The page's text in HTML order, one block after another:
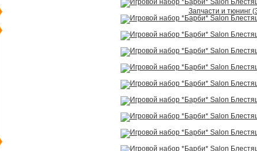
Роботы
Детский
Детские игрушки
Конструкторы
Запчасти и тюнинг